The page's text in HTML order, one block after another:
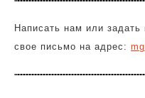
Написать нам или
свое письмо на адрес: